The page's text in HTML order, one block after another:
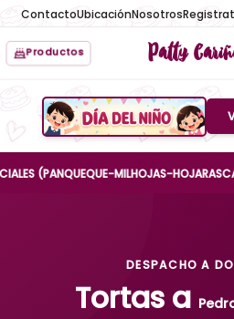
ContactoUbicaciónNosotros
Productos Patty
Boton de menu
(PANQUEQUE-MILHOJAS-HOJARASCA-
DESPACHO A
Tortas a